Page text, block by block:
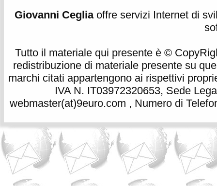
Giovanni Cegliaoffre servizi Internet di
Tutto il materiale qui presente è ©
redistribuzione di materiale presente su
marchi citati appartengono ai rispettivi
IVA N. IT03972320653, Sede
webmaster(at)9euro.com , Numero di